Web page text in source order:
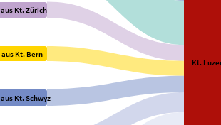
aus Kt. Zürich
aus Kt. Bern
aus Kt. Schwyz
Kt.